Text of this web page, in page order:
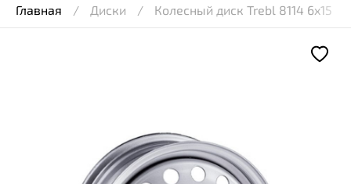
Главная Диски Колесный диск Trebl 8114 6x15